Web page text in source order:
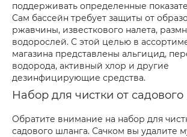
поддерживать определенные
Сам бассейн требует защиты от
ржавчины, известкового налета,
водорослей. С этой целью в
магазина представлены альгицид,
водорода, активный хлор и другие
дезинфицирующие средства.
Набор для чистки от
Обратите внимание на набор для
садового шланга. Сачком вы удалите